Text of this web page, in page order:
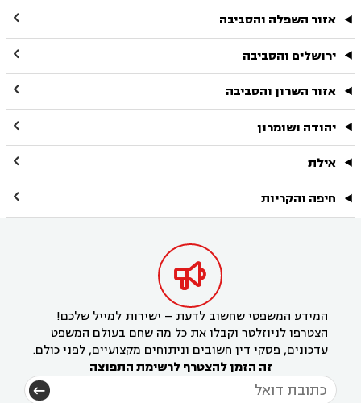
אזור השפלה והסביבה 
ירושלים והסביבה 
אזור השרון והסביבה 
יהודה ושומרון 
אילת 
חיפה והקריות 

המידע המשפטי שחשוב לדעת – ישירות למייל שלכם!
הצטרפו לניוזלטר וקבלו את כל מה שחם בעולם המשפט
עדכונים, פסקי דין חשובים וניתוחים מקצועיים, לפני כולם.
זה הזמן להצטרף לרשימת התפוצה